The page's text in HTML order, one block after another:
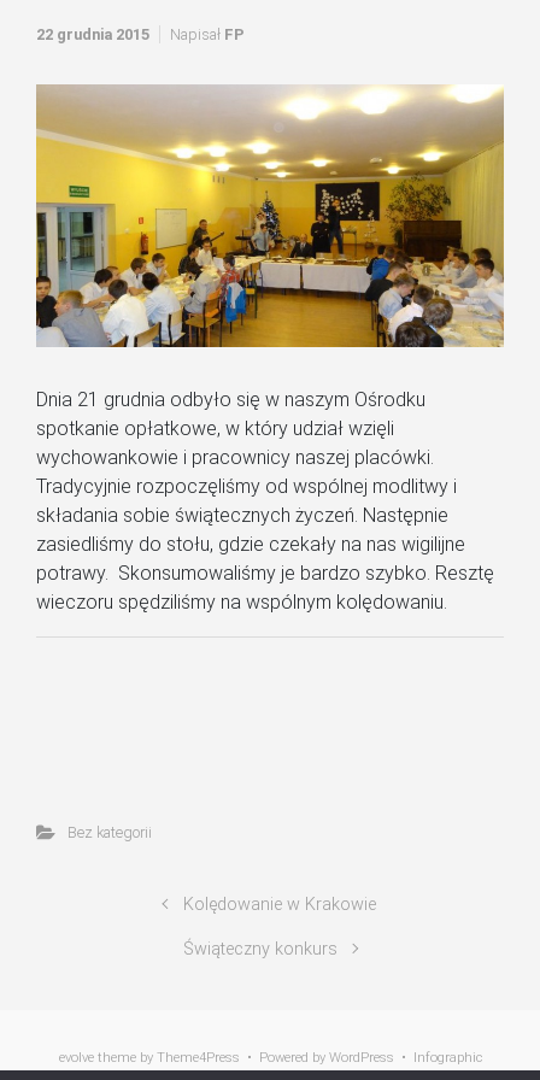
22 grudnia 2015 Napisał FP
Dnia 21 grudnia odbyło się w naszym Ośrodku
spotkanie opłatkowe, w który udział wzięli
wychowankowie i pracownicy naszej placówki.
Tradycyjnie rozpoczęliśmy od wspólnej modlitwy i
składania sobie świątecznych życzeń. Następnie
zasiedliśmy do stołu, gdzie czekały na nas wigilijne
potrawy. Skonsumowaliśmy je bardzo szybko. Resztę
wieczoru spędziliśmy na wspólnym kolędowaniu.
Bez kategorii
Kolędowanie w Krakowie
Świąteczny konkurs
evolvetheme by Theme4Press • Powered by WordPress •
Infographic